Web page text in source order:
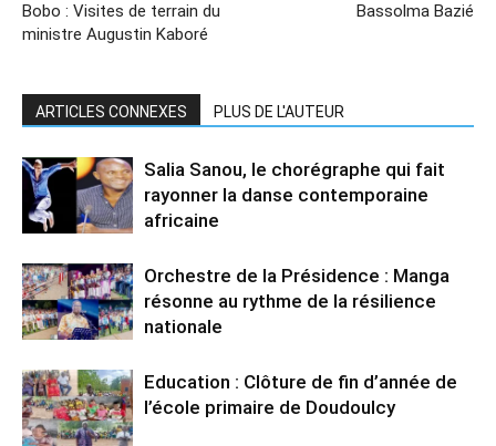
Bobo : Visites de terrain du
ministre Augustin Kaboré
Bassolma Bazié
ARTICLES CONNEXES PLUS DE L'AUTEUR
Salia Sanou, le chorégraphe qui fait
rayonner la danse contemporaine
africaine
Orchestre de la Présidence : Manga
résonne au rythme de la résilience
nationale
Education : Clôture de fin d’année de
l’école primaire de Doudoulcy